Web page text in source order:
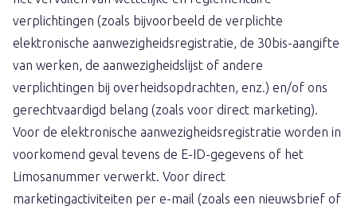
verplichtingen (zoals bijvoorbeeld de verplichte
elektronische aanwezigheidsregistratie, de 30bis-aangifte
van werken, de aanwezigheidslijst of andere
verplichtingen bij overheidsopdrachten, enz.) en/of ons
gerechtvaardigd belang (zoals voor direct marketing).
Voor de elektronische aanwezigheidsregistratie worden in
voorkomend geval tevens de E-ID-gegevens of het
Limosanummer verwerkt. Voor direct
marketingactiviteiten per e-mail (zoals een nieuwsbrief of